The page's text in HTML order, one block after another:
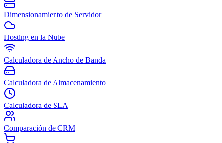
Dimensionamiento de Servidor
Hosting en la Nube
Calculadora de Ancho de Banda
Calculadora de Almacenamiento
Calculadora de SLA
Comparación de CRM